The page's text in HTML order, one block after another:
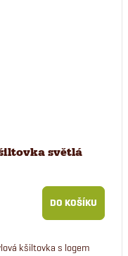
světlá
DO KOŠÍKU
kšiltovka s logem